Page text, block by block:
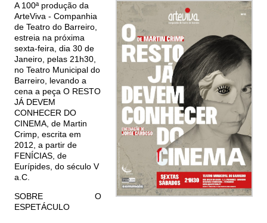
A 100ª produção da
ArteViva - Companhia
de Teatro do Barreiro,
estreia na próxima
sexta-feira, dia 30 de
Janeiro, pelas 21h30,
no Teatro Municipal do
Barreiro, levando a
cena a peça O RESTO
JÁ DEVEM
CONHECER DO
CINEMA, de Martin
Crimp, escrita em
2012, a partir de
FENÍCIAS, de
Eurípides, do século V
a.C.
SOBRE O
ESPETÁCULO